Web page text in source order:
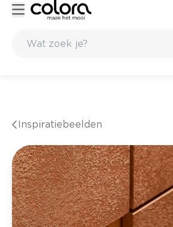
Inspiratiebeelden